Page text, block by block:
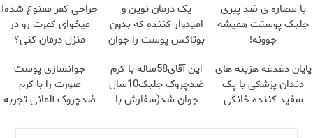
با عصاره ی ضد پیری
جلبک پوستت همیشه
جوونه!
یک درمان نوین و
امیدوار کننده که بدون
بوتاکس پوست را جوان
جراحی کمر ممنوع شده!
میخوای کمرت رو در
منزل درمان کنی؟
پایان دغدغه هزینه های
دندان پزشکی با پک
سفید کننده خانگی
این آقای58ساله با کرم
ضدچروک جلبک10سال
جوان شد(سفارش با
جوانسازی پوست
صورت را با کرم
ضدچروک آلمانی تجربه